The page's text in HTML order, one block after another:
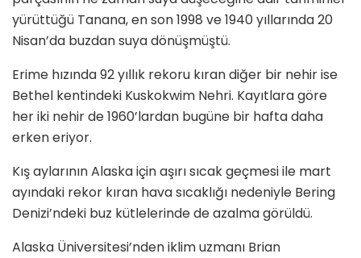
yürüttüğü Tanana, en son 1998 ve 1940 yıllarında 20
Nisan’da buzdan suya dönüşmüştü.
Erime hızında 92 yıllık rekoru kıran diğer bir nehir ise
Bethel kentindeki Kuskokwim Nehri. Kayıtlara göre
her iki nehir de 1960’lardan bugüne bir hafta daha
erken eriyor.
Kış aylarının Alaska için aşırı sıcak geçmesi ile mart
ayındaki rekor kıran hava sıcaklığı nedeniyle Bering
Denizi’ndeki buz kütlelerinde de azalma görüldü.
Alaska Üniversitesi’nden iklim uzmanı Brian